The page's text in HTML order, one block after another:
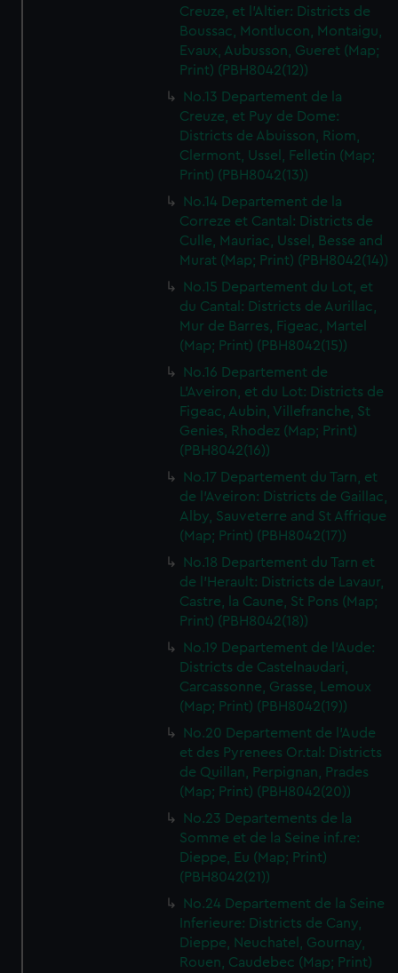
Creuze, et l'Altier: Districts de
Boussac, Montlucon, Montaigu,
Evaux, Aubusson, Gueret (Map;
Print) (PBH8042(12))
No.13 Departement de la
Creuze, et Puy de Dome:
Districts de Abuisson, Riom,
Clermont, Ussel, Felletin (Map;
Print) (PBH8042(13))
No.14 Departement de la
Correze et Cantal: Districts de
Culle, Mauriac, Ussel, Besse and
Murat (Map; Print) (PBH8042(14))
No.15 Departement du Lot, et
du Cantal: Districts de Aurillac,
Mur de Barres, Figeac, Martel
(Map; Print) (PBH8042(15))
No.16 Departement de
L'Aveiron, et du Lot: Districts de
Figeac, Aubin, Villefranche, St
Genies, Rhodez (Map; Print)
(PBH8042(16))
No.17 Departement du Tarn, et
de l'Aveiron: Districts de Gaillac,
Alby, Sauveterre and St Affrique
(Map; Print) (PBH8042(17))
No.18 Departement du Tarn et
de l'Herault: Districts de Lavaur,
Castre, la Caune, St Pons (Map;
Print) (PBH8042(18))
No.19 Departement de l'Aude:
Districts de Castelnaudari,
Carcassonne, Grasse, Lemoux
(Map; Print) (PBH8042(19))
No.20 Departement de l'Aude
et des Pyrenees Or.tal: Districts
de Quillan, Perpignan, Prades
(Map; Print) (PBH8042(20))
No.23 Departements de la
Somme et de la Seine inf.re:
Dieppe, Eu (Map; Print)
(PBH8042(21))
No.24 Departement de la Seine
Inferieure: Districts de Cany,
Dieppe, Neuchatel, Gournay,
Rouen, Caudebec (Map; Print)